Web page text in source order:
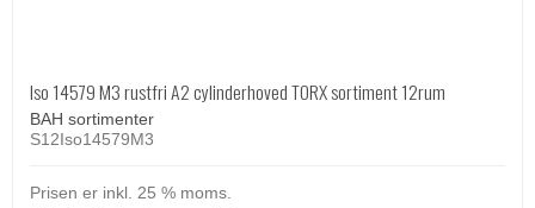
Iso 14579 M3 rustfri A2 cylinderhoved TORX sortiment 12rum
BAH sortimenter
S12Iso14579M3
Prisen er inkl. 25 % moms.